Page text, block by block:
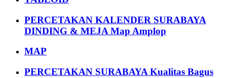
PERCETAKAN KALENDER SURABAYA
DINDING & MEJA Map Amplop
MAP
PERCETAKAN SURABAYA Kualitas Bagus